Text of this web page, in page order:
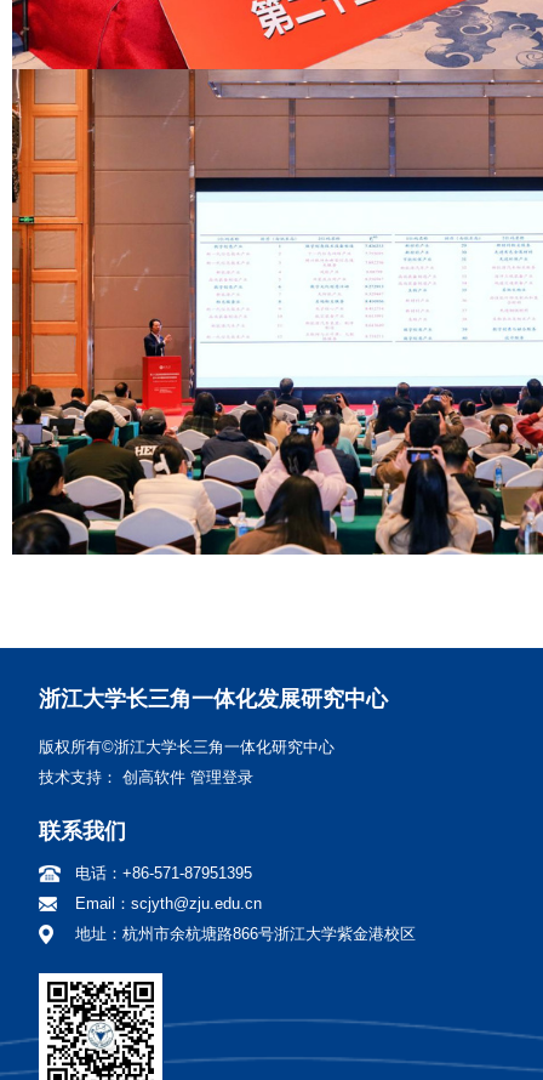
浙江大学长三角一体化发展研究中心
版权所有©浙江大学长三角一体化研究中心
技术支持：创高软件 管理登录
联系我们
电话：+86-571-87951395
Email：scjyth@zju.edu.cn
地址：杭州市余杭塘路866号浙江大学紫金港校区